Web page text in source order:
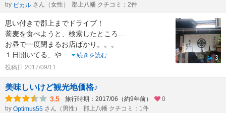
by ピカル さん（女性） 郡上八幡 クチコミ：2件
思い付きで郡上までドライブ！
蕎麦を食べようと、検索したところ…
お昼で一度閉まるお店ばかり。。。
１日開いてる、や
続きを読む
投稿日:2017/09/11
3
美味しいけど観光地価格♪
3.5 旅行時期：2017/06（約9年前）
0
by Optimus55 さん（男性） 郡上八幡 クチコミ：1件